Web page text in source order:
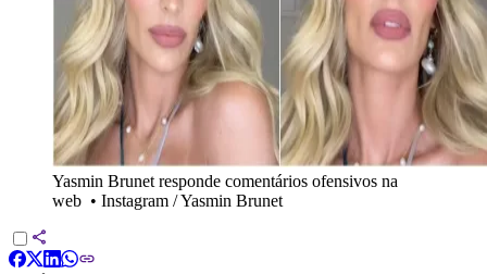
Yasmin Brunet responde comentários ofensivos na
web • Instagram / Yasmin Brunet